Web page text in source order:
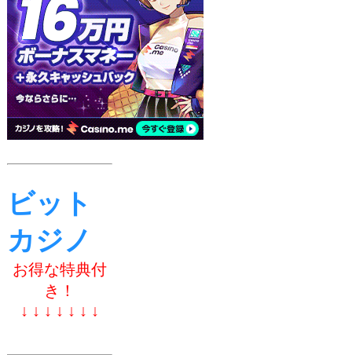
ビット
カジノ
お得な特典付
き！
↓ ↓ ↓ ↓ ↓ ↓ ↓